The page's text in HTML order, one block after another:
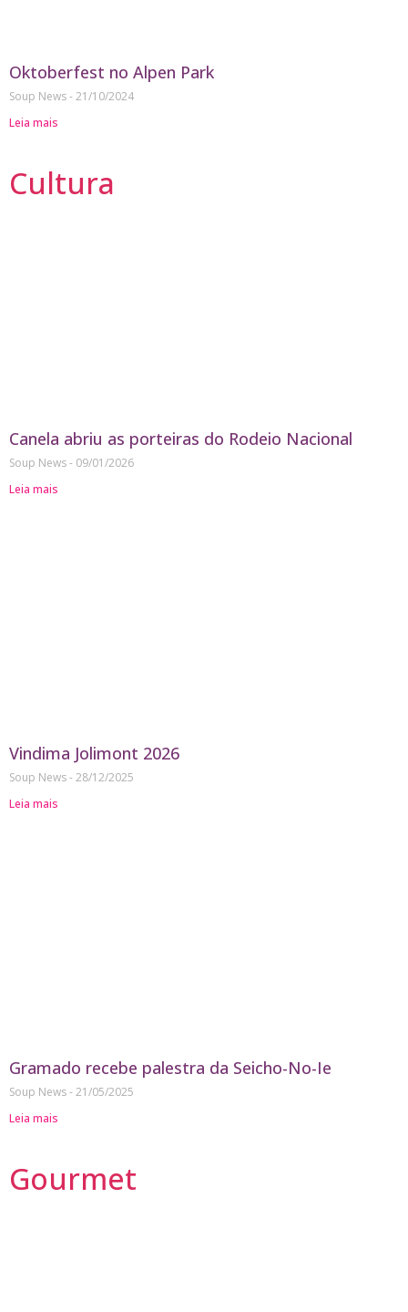
Oktoberfest no Alpen Park
Soup News 21/10/2024
Leia mais
Cultura
Canela abriu as porteiras do Rodeio Nacional
Soup News
09/01/2026
Leia mais
Vindima Jolimont 2026
Soup News 28/12/2025
Leia mais
Gramado recebe palestra da Seicho-No-Ie
Soup News 21/05/2025
Leia mais
Gourmet